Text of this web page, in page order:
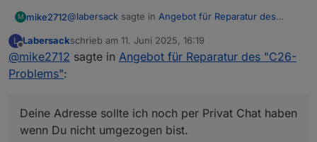
M mike2712@labersack sagte in Angebot für Reparatur des
@mike2712
sind, kann ich also mal reinsehen.(Hat jemand
HM-LC-Sw1PBU-FM und HM-LC-Dim1TPBU-FM
Ist dann aber auch nicht eilig, da alles läuft, muss
noch den letzten tauschen, hoffe das ich da noch
einen Ersatz habe.
L
Offline
Labersackschrieb am 11. Juni 2025, 16:19
zuletzt editiert von
@mike2712 sagte in Angebot für Reparatur des "C26-
Problems":
Deine Adresse sollte ich noch per Privat Chat haben
wenn Du nicht umgezogen bist.